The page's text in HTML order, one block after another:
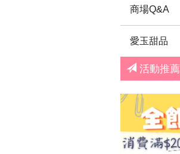
商場Q&A
愛玉甜品
活動推薦